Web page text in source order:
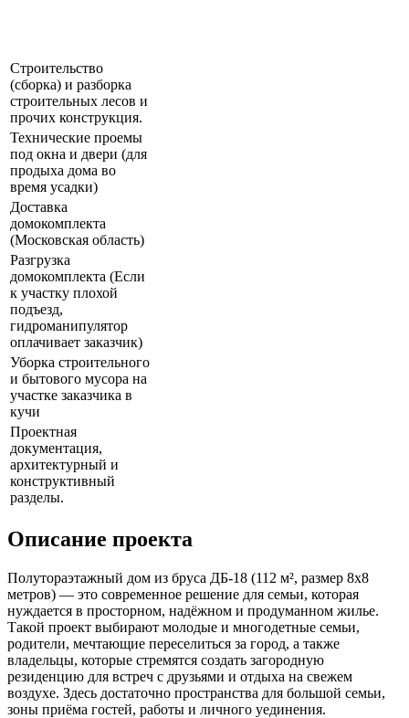
Строительство
(сборка) и разборка
строительных лесов и
прочих конструкция.
Технические проемы
под окна и двери (для
продыха дома во
время усадки)
Доставка
домокомплекта
(Московская область)
Разгрузка
домокомплекта (Если
к участку плохой
подъезд,
гидроманипулятор
оплачивает заказчик)
Уборка строительного
и бытового мусора на
участке заказчика в
кучи
Проектная
документация,
архитектурный и
конструктивный
разделы.
Описание проекта
Полутораэтажный дом из бруса ДБ-18 (112 м², размер 8х8
метров) — это современное решение для семьи, которая
нуждается в просторном, надёжном и продуманном жилье.
Такой проект выбирают молодые и многодетные семьи,
родители, мечтающие переселиться за город, а также
владельцы, которые стремятся создать загородную
резиденцию для встреч с друзьями и отдыха на свежем
воздухе. Здесь достаточно пространства для большой семьи,
зоны приёма гостей, работы и личного уединения.